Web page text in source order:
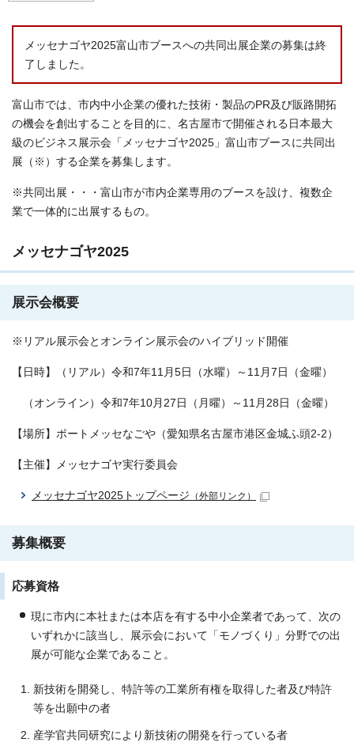
メッセナゴヤ2025富山市ブースへの共同出展企業の募集は終
了しました。
富山市では、市内中小企業の優れた技術・製品のPR及び販路開拓
の機会を創出することを目的に、名古屋市で開催される日本最大
級のビジネス展示会「メッセナゴヤ2025」富山市ブースに共同出
展（※）する企業を募集します。
※共同出展・・・富山市が市内企業専用のブースを設け、複数企
業で一体的に出展するもの。
メッセナゴヤ2025
展示会概要
※リアル展示会とオンライン展示会のハイブリッド開催
【日時】（リアル）令和7年11月5日（水曜）～11月7日（金曜）
（オンライン）令和7年10月27日（月曜）～11月28日（金曜）
【場所】ポートメッセなごや（愛知県名古屋市港区金城ふ頭2-2）
【主催】メッセナゴヤ実行委員会
メッセナゴヤ2025トップページ （外部リンク）
募集概要
応募資格
現に市内に本社または本店を有する中小企業者であって、次の
いずれかに該当し、展示会において「モノづくり」分野での出
展が可能な企業であること。
新技術を開発し、特許等の工業所有権を取得した者及び特許
等を出願中の者
産学官共同研究により新技術の開発を行っている者